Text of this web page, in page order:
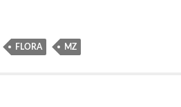
FLORA MZ